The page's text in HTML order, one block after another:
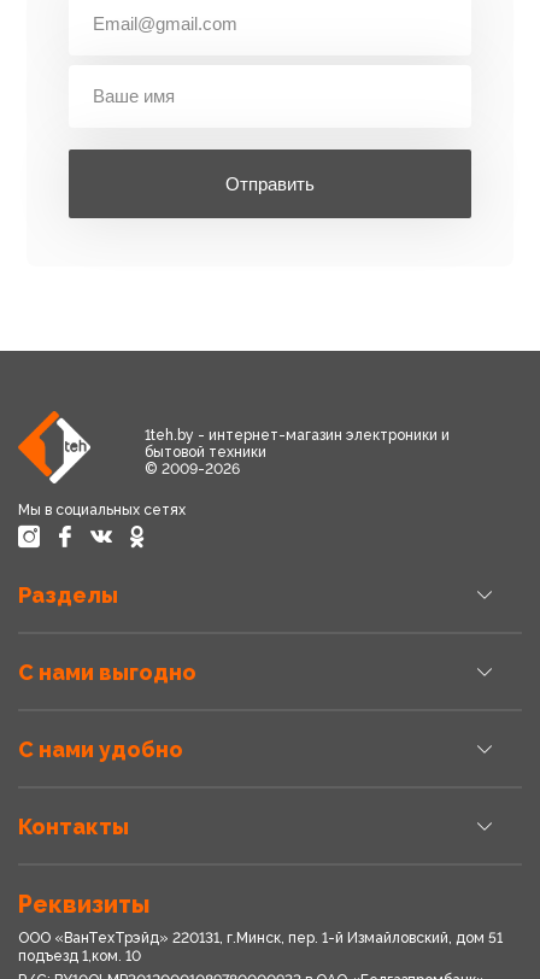
Отправить
1teh.by - интернет-магазин электроники и
бытовой техники
© 2009-2026
Мы в социальных сетях
Разделы
С нами выгодно
С нами удобно
Контакты
Реквизиты
ООО «ВанТехТрэйд» 220131, г.Минск, пер. 1-й Измайловский, дом 51
подъезд 1,ком. 10